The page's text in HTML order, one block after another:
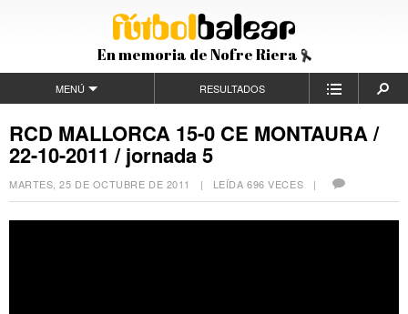
En memoria de Nofre Riera
MENÚ RESULTADOS
RCD MALLORCA 15-0 CE MONTAURA /
22-10-2011 / jornada 5
MARTES, 25 DE OCTUBRE DE 2011 | LEÍDA 696 VECES |